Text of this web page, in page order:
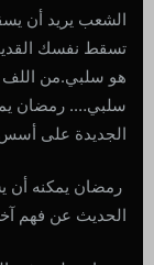
الشعب يريد أن
تسقط نفسك
هو سلبي.من اللف
سلبي…. رمضان
الجديدة على
رمضان يمكنه أن
الحديث عن فهم